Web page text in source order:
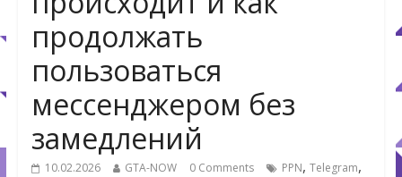
продолжать
пользоваться
мессенджером без
замедлений
10.02.2026 GTA-NOW 0 Comments PPN, Telegram,